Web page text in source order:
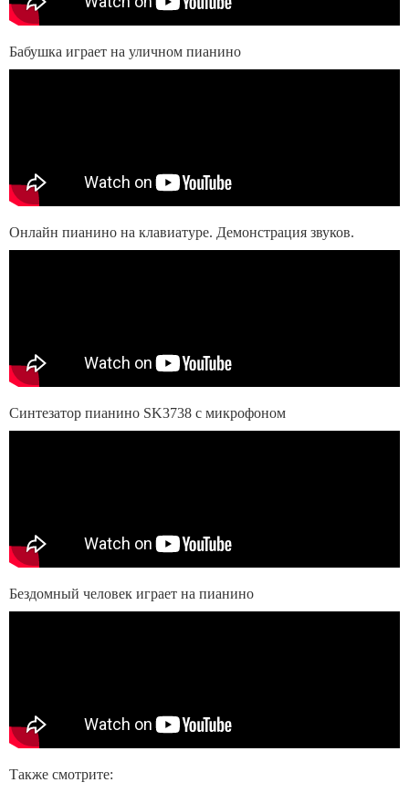
Бабушка играет на уличном пианино
Онлайн пианино на клавиатуре. Демонстрация звуков.
Синтезатор пианино SK3738 с микрофоном
Бездомный человек играет на пианино
Также смотрите: